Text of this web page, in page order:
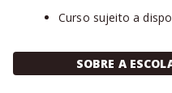
Curso sujeito a
SOBRE A